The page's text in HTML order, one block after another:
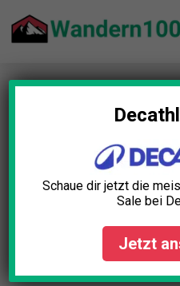
Inhalt
Startseite»Blog»
Test: Die 5 besten
Camping
Test: Die 5
(Bestenliste)
Schaue dir jetzt die
Sale bei
Jetzt